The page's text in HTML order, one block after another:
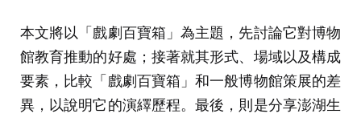
本文將以「戲劇百寶箱」為主題，先討論它對博物
館教育推動的好處；接著就其形式、場域以及構成
要素，比較「戲劇百寶箱」和一般博物館策展的差
異，以說明它的演繹歷程。最後，則是分享澎湖生